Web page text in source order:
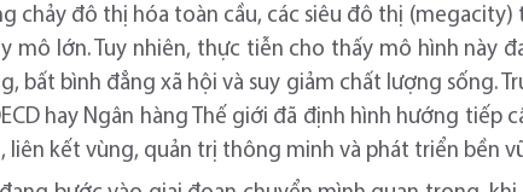
chảy đô thị hóa toàn cầu, các siêu đô thị
mô lớn. Tuy nhiên, thực tiễn cho thấy mô hình này
bất bình đẳng xã hội và suy giảm chất lượng sống.
hay Ngân hàng Thế giới đã định hình hướng
liên kết vùng, quản trị thông minh và phát triển bền